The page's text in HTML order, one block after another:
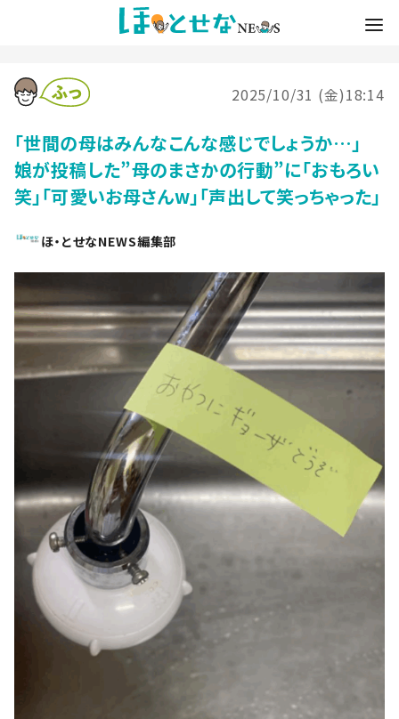
2025/10/31 (金)18:14
「世間の母はみんなこんな感じでしょうか…」
娘が投稿した”母のまさかの行動”に「おもろい
笑」「可愛いお母さんw」「声出して笑っちゃった」
ほ・とせなNEWS編集部